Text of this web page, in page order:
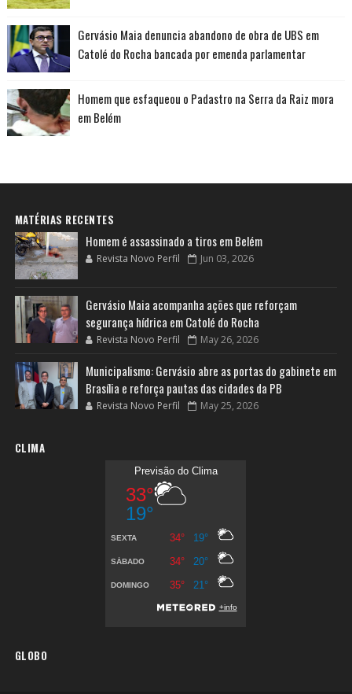
Gervásio Maia denuncia abandono de obra de UBS em
Catolé do Rocha bancada por emenda parlamentar
Homem que esfaqueou o Padastro na Serra da Raiz mora
em Belém
MATÉRIAS RECENTES
Homem é assassinado a tiros em Belém
Revista Novo Perfil Jun 03, 2026
Gervásio Maia acompanha ações que reforçam
segurança hídrica em Catolé do Rocha
Revista Novo Perfil May 26, 2026
Municipalismo: Gervásio abre as portas do gabinete em
Brasília e reforça pautas das cidades da PB
Revista Novo Perfil May 25, 2026
CLIMA
GLOBO